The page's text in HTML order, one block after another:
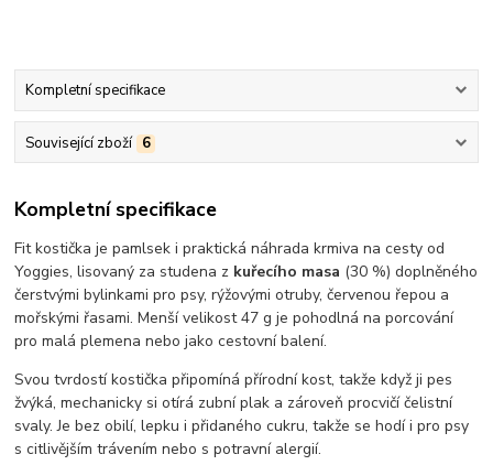
Kompletní specifikace
Související zboží 6
Kompletní specifikace
Fit kostička je pamlsek i praktická náhrada krmiva na cesty od
Yoggies, lisovaný za studena z kuřecího masa (30 %) doplněného
čerstvými bylinkami pro psy, rýžovými otruby, červenou řepou a
mořskými řasami. Menší velikost 47 g je pohodlná na porcování
pro malá plemena nebo jako cestovní balení.
Svou tvrdostí kostička připomíná přírodní kost, takže když ji pes
žvýká, mechanicky si otírá zubní plak a zároveň procvičí čelistní
svaly. Je bez obilí, lepku i přidaného cukru, takže se hodí i pro psy
s citlivějším trávením nebo s potravní alergií.